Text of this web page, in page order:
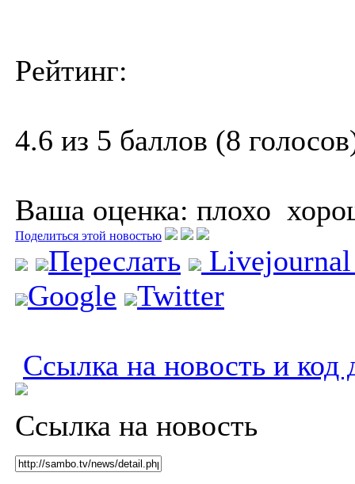
Рейтинг:
4.6 из 5 баллов (8
Ваша оценка: плохо
Поделиться этой новостью
Переслать
Google
Twitter
Ссылка на новость и код
Ссылка на новость